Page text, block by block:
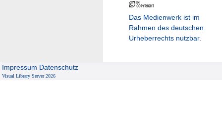
Das Medienwerk ist im
Rahmen des deutschen
Urheberrechts nutzbar.
Impressum Datenschutz
Visual Library Server 2026